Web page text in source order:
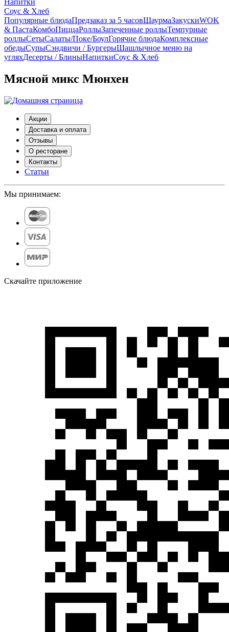
Напитки
Соус & Хлеб
Популярные блюдаПредзаказ за 5 часовШаурмаЗакускиWOK
& ПастаКомбоПиццаРоллыЗапеченные роллыТемпурные
роллыСетыCалаты/Поке/БоулГорячие блюдаКомплексные
обедыСупыСэндвичи / БургерыШашлычное меню на
угляхДесерты / БлиныНапиткиСоус & Хлеб
Мясной микс Мюнхен
Акции
Доставка и оплата
Отзывы
О ресторане
Контакты
Статьи
Мы принимаем:
Скачайте приложение